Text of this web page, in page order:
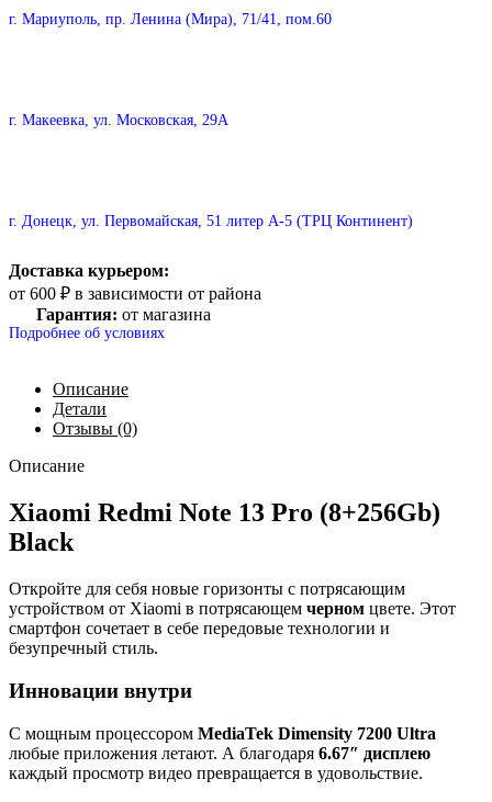
г. Мариуполь, пр. Ленина (Мира), 71/41, пом.60
г. Макеевка, ул. Московская, 29А
г. Донецк, ул. Первомайская, 51 литер А-5 (ТРЦ Континент)
Доставка курьером:
от 600 ₽ в зависимости от района
Гарантия: от магазина
Подробнее об условиях
Описание
Детали
Отзывы (0)
Описание
Xiaomi Redmi Note 13 Pro (8+256Gb)
Black
Откройте для себя новые горизонты с потрясающим
устройством от Xiaomi в потрясающем черном цвете. Этот
смартфон сочетает в себе передовые технологии и
безупречный стиль.
Инновации внутри
С мощным процессором MediaTek Dimensity 7200 Ultra
любые приложения летают. А благодаря 6.67″ дисплею
каждый просмотр видео превращается в удовольствие.